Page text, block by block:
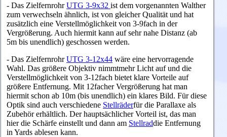
- Das ZielfernrohrUTG 3-9x32 ist dem vorgenannten Walther
zum verwechseln ähnlich, ist von gleicher Qualität und hat
zusätzlich eine Verstellmöglichkeit von 3-9fach in der
Vergrößerung. Auch hiermit kann auf sehr nahe Distanz (ab
5m bis unendlich) geschossen werden.
- Das ZielfernrohrUTG 3-12x44 wäre eine hervorragende
Wahl. Das größere Objektiv nimmtmehr Licht auf und die
Verstellmöglichkeit von 3-12fach bietet klare Vorteile auf
größere Entfernung. Mit 12facher Vergrößerung hat man
hiermit schon ab 10m (bis unendlich) ein klares Bild. Für diese
Optik sind auch verschiedene Stellräderfür die Parallaxe als
Zubehör erhältlich. Der hauptsächlicher Vorteil ist, das man
hier die Schärfe einstellt und dann am Stellraddie Entfernung
in Yards ablesen kann.